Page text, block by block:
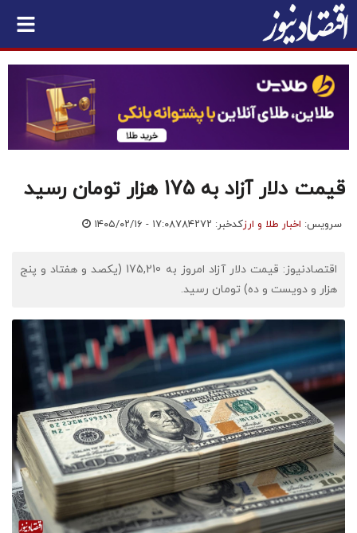
قیمت دلار آزاد به 175 هزار تومان رسید
سرویس: اخبار طلا و ارزکدخبر: ۷۸۴۲۷۲ ۱۴۰۵/۰۲/۱۶ - ۱۷:۰۸
اقتصادنیوز: قیمت دلار آزاد امروز به 175,210 (یکصد و هفتاد و پنج
هزار و دویست و ده) تومان رسید.